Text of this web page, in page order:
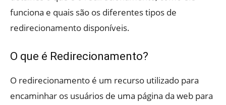
funciona e quais são os diferentes tipos de
redirecionamento disponíveis.
O que é Redirecionamento?
O redirecionamento é um recurso utilizado para
encaminhar os usuários de uma página da web para